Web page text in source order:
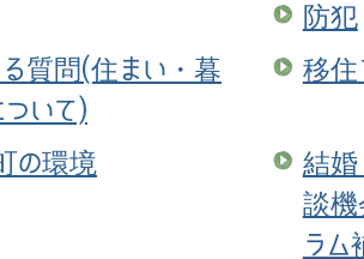
防犯
る質問(住まい・暮
ついて)
移住
の環境
結婚
談機
ラム